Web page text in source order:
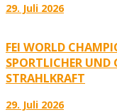
29. Juli 2026
FEI WORLD
PORTLICHER UND
TRAHLKRAFT
29. Juli 2026